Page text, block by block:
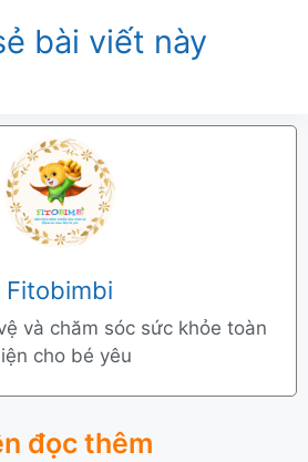
bài viết này
Fitobimbi
và chăm sóc sức khỏe toàn
cho bé yêu
đọc thêm